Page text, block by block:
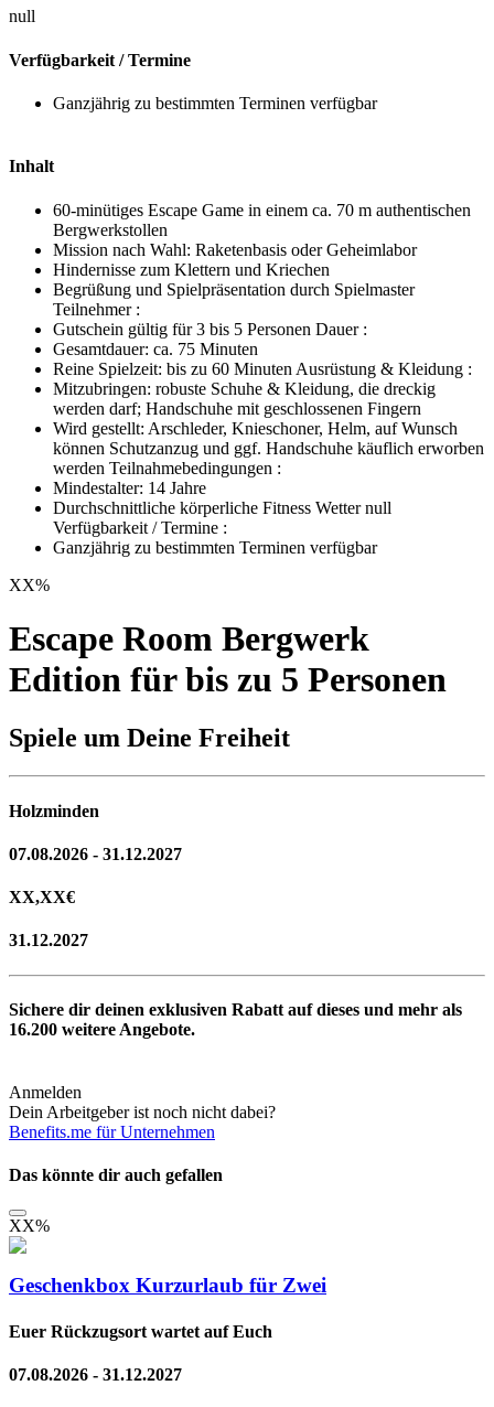
null
Verfügbarkeit / Termine
Ganzjährig zu bestimmten Terminen verfügbar
Inhalt
60-minütiges Escape Game in einem ca. 70 m authentischen
Bergwerkstollen
Mission nach Wahl: Raketenbasis oder Geheimlabor
Hindernisse zum Klettern und Kriechen
Begrüßung und Spielpräsentation durch Spielmaster
Teilnehmer :
Gutschein gültig für 3 bis 5 Personen Dauer :
Gesamtdauer: ca. 75 Minuten
Reine Spielzeit: bis zu 60 Minuten Ausrüstung & Kleidung :
Mitzubringen: robuste Schuhe & Kleidung, die dreckig
werden darf; Handschuhe mit geschlossenen Fingern
Wird gestellt: Arschleder, Knieschoner, Helm, auf Wunsch
können Schutzanzug und ggf. Handschuhe käuflich erworben
werden Teilnahmebedingungen :
Mindestalter: 14 Jahre
Durchschnittliche körperliche Fitness Wetter null
Verfügbarkeit / Termine :
Ganzjährig zu bestimmten Terminen verfügbar
XX%
Escape Room Bergwerk
Edition für bis zu 5 Personen
Spiele um Deine Freiheit
Holzminden
07.08.2026 - 31.12.2027
XX,XX€
31.12.2027
Sichere dir deinen exklusiven Rabatt auf dieses und mehr als
16.200 weitere Angebote.
Anmelden
Dein Arbeitgeber ist noch nicht dabei?
Benefits.me für Unternehmen
Das könnte dir auch gefallen
XX%
Geschenkbox Kurzurlaub für Zwei
Euer Rückzugsort wartet auf Euch
07.08.2026 - 31.12.2027